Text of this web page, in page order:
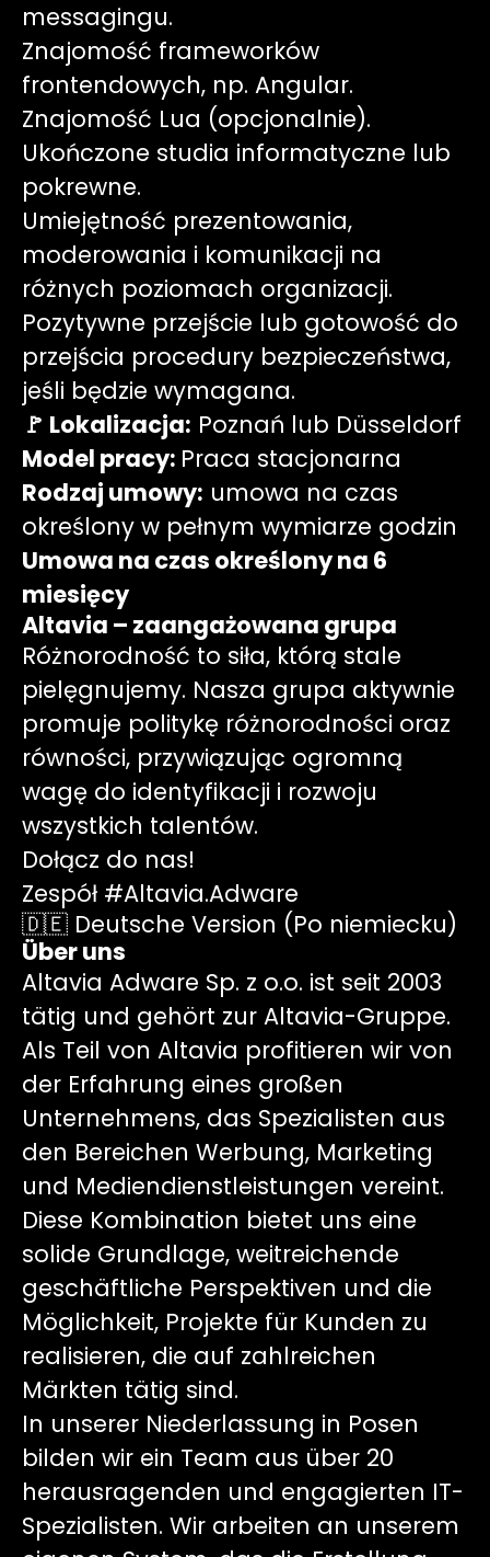
messagingu.
Znajomość frameworków
frontendowych, np. Angular.
Znajomość Lua (opcjonalnie).
Ukończone studia informatyczne lub
pokrewne.
Umiejętność prezentowania,
moderowania i komunikacji na
różnych poziomach organizacji.
Pozytywne przejście lub gotowość do
przejścia procedury bezpieczeństwa,
jeśli będzie wymagana.
🚩 Lokalizacja: Poznań lub Düsseldorf
Model pracy: Praca stacjonarna
Rodzaj umowy: umowa na czas
określony w pełnym wymiarze godzin
Umowa na czas określony na 6
miesięcy
Altavia – zaangażowana grupa
Różnorodność to siła, którą stale
pielęgnujemy. Nasza grupa aktywnie
promuje politykę różnorodności oraz
równości, przywiązując ogromną
wagę do identyfikacji i rozwoju
wszystkich talentów.
Dołącz do nas!
Zespół #Altavia.Adware
🇩🇪 Deutsche Version (Po niemiecku)
Über uns
Altavia Adware Sp. z o.o. ist seit 2003
tätig und gehört zur Altavia-Gruppe.
Als Teil von Altavia profitieren wir von
der Erfahrung eines großen
Unternehmens, das Spezialisten aus
den Bereichen Werbung, Marketing
und Mediendienstleistungen vereint.
Diese Kombination bietet uns eine
solide Grundlage, weitreichende
geschäftliche Perspektiven und die
Möglichkeit, Projekte für Kunden zu
realisieren, die auf zahlreichen
Märkten tätig sind.
In unserer Niederlassung in Posen
bilden wir ein Team aus über 20
herausragenden und engagierten IT-
Spezialisten. Wir arbeiten an unserem